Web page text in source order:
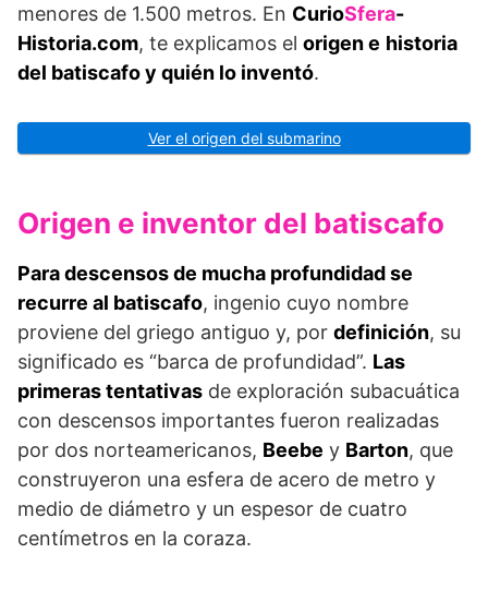
menores de 1.500 metros. En CurioSfera-
Historia.com, te explicamos el origen e historia
del batiscafo y quién lo inventó.
Ver el origen del submarino
Origen e inventor del batiscafo
Para descensos de mucha profundidad se
recurre al batiscafo, ingenio cuyo nombre
proviene del griego antiguo y, por definición, su
significado es “barca de profundidad”. Las
primeras tentativas de exploración subacuática
con descensos importantes fueron realizadas
por dos norteamericanos, Beebe y Barton, que
construyeron una esfera de acero de metro y
medio de diámetro y un espesor de cuatro
centímetros en la coraza.